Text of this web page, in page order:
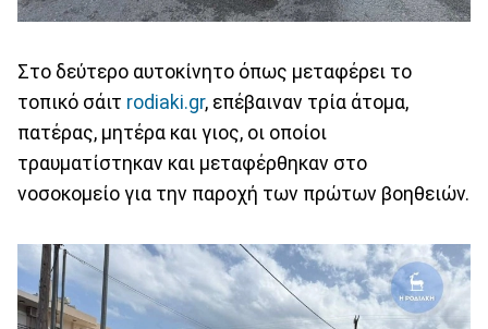
Στο δεύτερο αυτοκίνητο όπως μεταφέρει το
τοπικό σάιτ rodiaki.gr, επέβαιναν τρία άτομα,
πατέρας, μητέρα και γιος, οι οποίοι
τραυματίστηκαν και μεταφέρθηκαν στο
νοσοκομείο για την παροχή των πρώτων βοηθειών.